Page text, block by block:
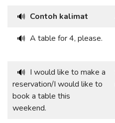
🔊 Contoh kalimat
🔊 A table for 4, please.
🔊 I would like to make a
reservation/I would like to
book a table this
weekend.